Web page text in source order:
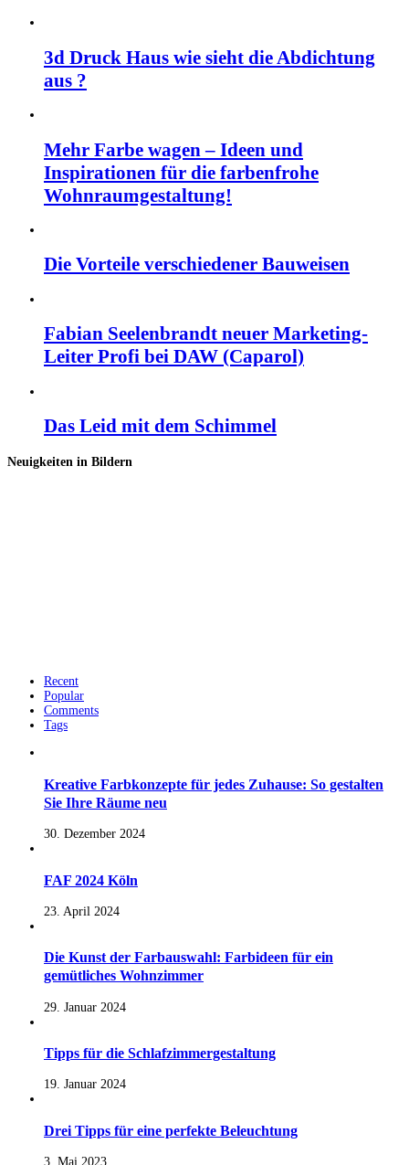
3d Druck Haus wie sieht die Abdichtung
aus ?
Mehr Farbe wagen – Ideen und
Inspirationen für die farbenfrohe
Wohnraumgestaltung!
Die Vorteile verschiedener Bauweisen
Fabian Seelenbrandt neuer Marketing-
Leiter Profi bei DAW (Caparol)
Das Leid mit dem Schimmel
Neuigkeiten in Bildern
Recent
Popular
Comments
Tags
Kreative Farbkonzepte für jedes Zuhause: So gestalten
Sie Ihre Räume neu
30. Dezember 2024
FAF 2024 Köln
23. April 2024
Die Kunst der Farbauswahl: Farbideen für ein
gemütliches Wohnzimmer
29. Januar 2024
Tipps für die Schlafzimmergestaltung
19. Januar 2024
Drei Tipps für eine perfekte Beleuchtung
3. Mai 2023